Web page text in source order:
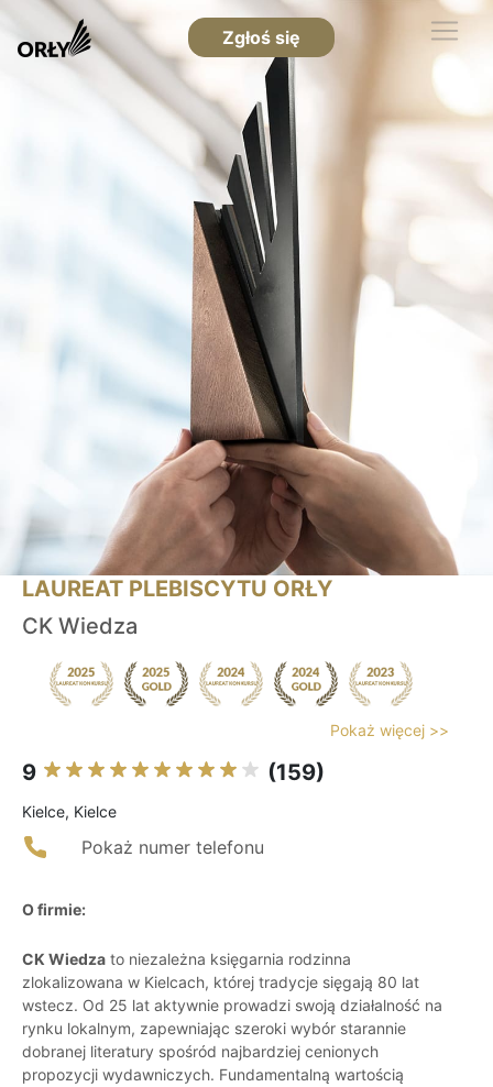
Zgłoś się
LAUREAT PLEBISCYTU ORŁY
CK Wiedza
Pokaż więcej >>
9 (159)
Kielce, Kielce
Pokaż numer telefonu
O firmie:
CK Wiedza to niezależna księgarnia rodzinna
zlokalizowana w Kielcach, której tradycje sięgają 80 lat
wstecz. Od 25 lat aktywnie prowadzi swoją działalność na
rynku lokalnym, zapewniając szeroki wybór starannie
dobranej literatury spośród najbardziej cenionych
propozycji wydawniczych. Fundamentalną wartością